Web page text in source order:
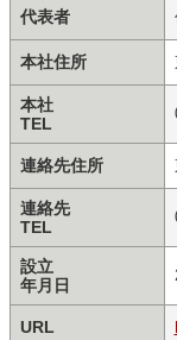
代表者
本社住所
本社
TEL
連絡先住所
連絡先
TEL
設立
年月日
URL